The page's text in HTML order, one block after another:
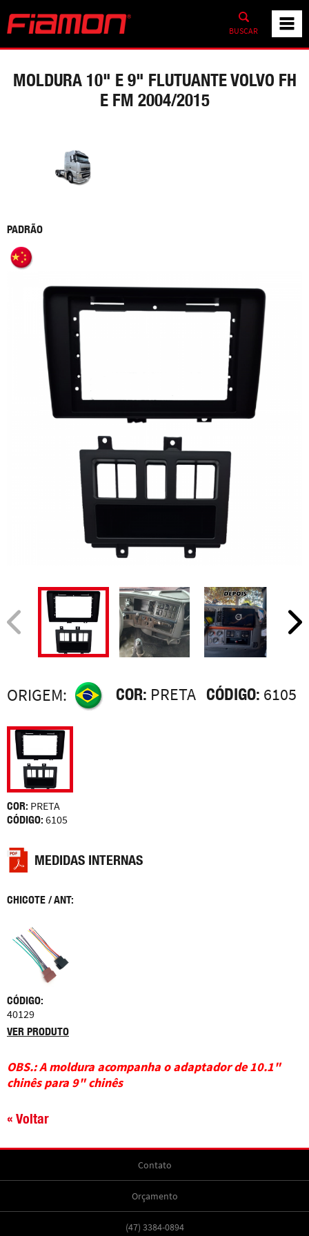
BUSCAR
MOLDURA 10" E 9" FLUTUANTE VOLVO FH
E FM 2004/2015
PADRÃO
ORIGEM: COR: PRETA CÓDIGO: 6105
COR: PRETA
CÓDIGO: 6105
MEDIDAS INTERNAS
CHICOTE / ANT:
CÓDIGO:
40129
VER PRODUTO
OBS.: A moldura acompanha o adaptador de 10.1"
chinês para 9" chinês
« Voltar
Contato
Orçamento
(47) 3384-0894